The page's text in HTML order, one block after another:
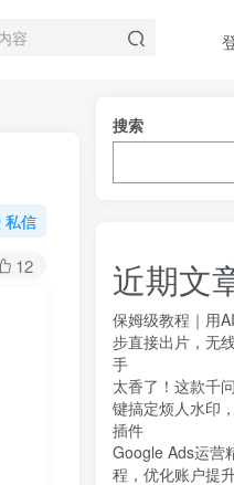
私信
12
搜索
近期文
保姆级教程｜用
步直接出片，无
手
太香了！这款千
键搞定烦人水印
插件
Google Ads运营
程，优化账户提